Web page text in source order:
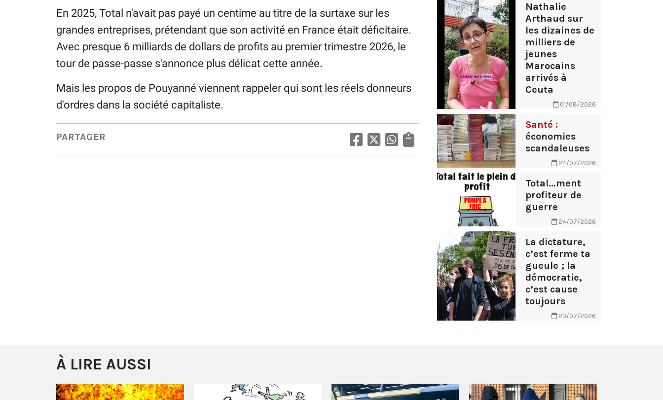
En 2025, Total n'avait pas payé un centime au titre de la surtaxe sur les
grandes entreprises, prétendant que son activité en France était déficitaire.
Avec presque 6 milliards de dollars de profits au premier trimestre 2026, le
tour de passe-passe s'annonce plus délicat cette année.
Mais les propos de Pouyanné viennent rappeler qui sont les réels donneurs
d'ordres dans la société capitaliste.
PARTAGER
Nathalie
Arthaud sur
les dizaines de
milliers de
jeunes
Marocains
arrivés à
Ceuta
01/08/2026
Santé :
économies
scandaleuses
24/07/2026
Total...ment
profiteur de
guerre
24/07/2026
La dictature,
c’est ferme ta
gueule ; la
démocratie,
c’est cause
toujours
23/07/2026
À LIRE AUSSI